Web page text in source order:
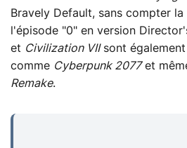
Bravely Default, sans compter la
l'épisode "0" en version
et Civilization VIIsont
comme Cyberpunk 2077et
Remake.